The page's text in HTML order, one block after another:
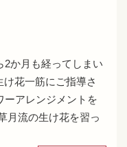
2か月も経ってしまい
花一筋にご指導さ
ーアレンジメントを
月流の生け花を習っ